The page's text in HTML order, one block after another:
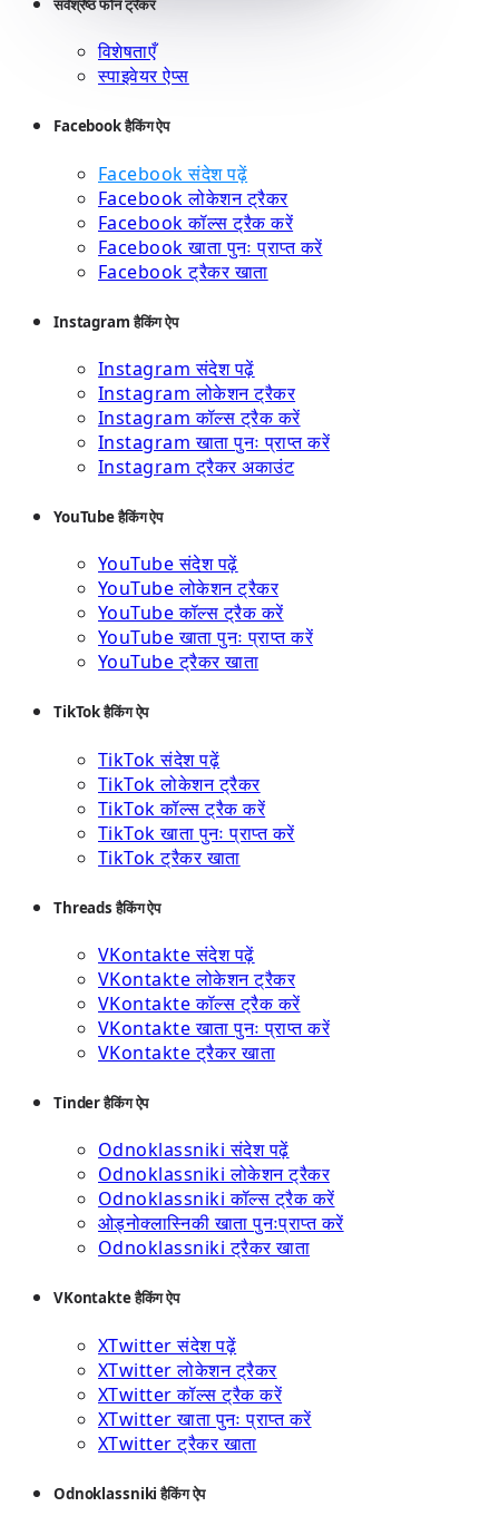
सर्वश्रेष्ठ फोन ट्रैकर
विशेषताएँ
स्पाइवेयर ऐप्स
Facebook हैकिंग ऐप
Facebook संदेश पढ़ें
Facebook लोकेशन ट्रैकर
Facebook कॉल्स ट्रैक करें
Facebook खाता पुनः प्राप्त करें
Facebook ट्रैकर खाता
Instagram हैकिंग ऐप
Instagram संदेश पढ़ें
Instagram लोकेशन ट्रैकर
Instagram कॉल्स ट्रैक करें
Instagram खाता पुनः प्राप्त करें
Instagram ट्रैकर अकाउंट
YouTube हैकिंग ऐप
YouTube संदेश पढ़ें
YouTube लोकेशन ट्रैकर
YouTube कॉल्स ट्रैक करें
YouTube खाता पुनः प्राप्त करें
YouTube ट्रैकर खाता
TikTok हैकिंग ऐप
TikTok संदेश पढ़ें
TikTok लोकेशन ट्रैकर
TikTok कॉल्स ट्रैक करें
TikTok खाता पुनः प्राप्त करें
TikTok ट्रैकर खाता
Threads हैकिंग ऐप
VKontakte संदेश पढ़ें
VKontakte लोकेशन ट्रैकर
VKontakte कॉल्स ट्रैक करें
VKontakte खाता पुनः प्राप्त करें
VKontakte ट्रैकर खाता
Tinder हैकिंग ऐप
Odnoklassniki संदेश पढ़ें
Odnoklassniki लोकेशन ट्रैकर
Odnoklassniki कॉल्स ट्रैक करें
ओड्नोक्लास्निकी खाता पुनःप्राप्त करें
Odnoklassniki ट्रैकर खाता
VKontakte हैकिंग ऐप
XTwitter संदेश पढ़ें
XTwitter लोकेशन ट्रैकर
XTwitter कॉल्स ट्रैक करें
XTwitter खाता पुनः प्राप्त करें
XTwitter ट्रैकर खाता
Odnoklassniki हैकिंग ऐप